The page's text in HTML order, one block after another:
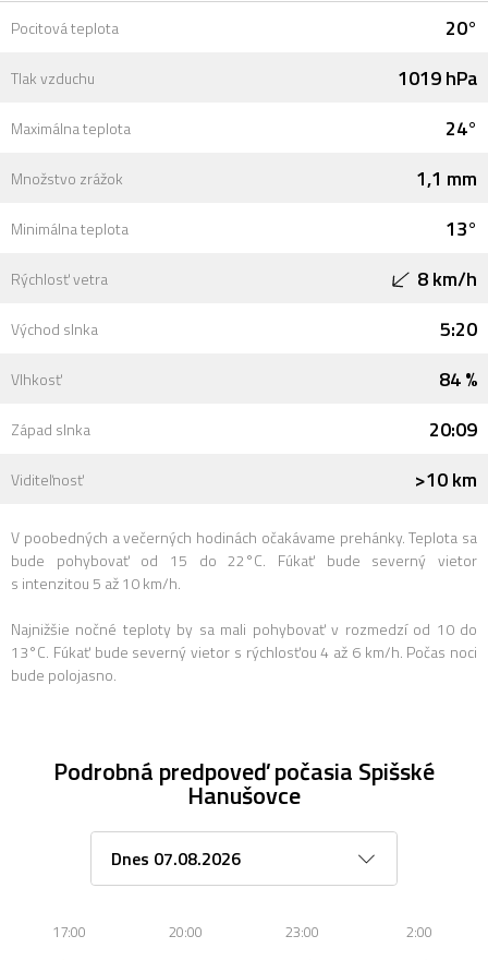
Pocitová teplota 20°
Tlak vzduchu 1019 hPa
Maximálna teplota 24°
Množstvo zrážok 1,1 mm
Minimálna teplota 13°
Rýchlosť vetra 8 km/h
Východ slnka 5:20
Vlhkosť 84 %
Západ slnka 20:09
Viditeľnosť >10 km
V poobedných a večerných hodinách očakávame prehánky. Teplota sa
bude pohybovať od 15 do 22°C. Fúkať bude severný vietor
s intenzitou 5 až 10 km/h.
Najnižšie nočné teploty by sa mali pohybovať v rozmedzí od 10 do
13°C. Fúkať bude severný vietor s rýchlosťou 4 až 6 km/h. Počas noci
bude polojasno.
Podrobná predpoveď počasia Spišské
Hanušovce
17:00 20:00 23:00 2:00